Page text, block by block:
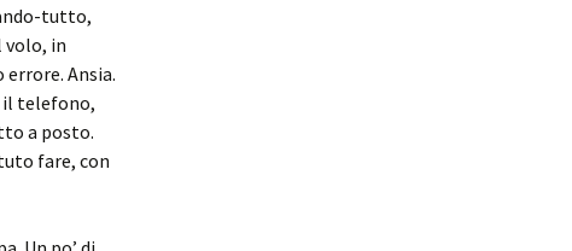
tutto,
volo, in
Ansia.
il telefono,
a posto.
fare, con